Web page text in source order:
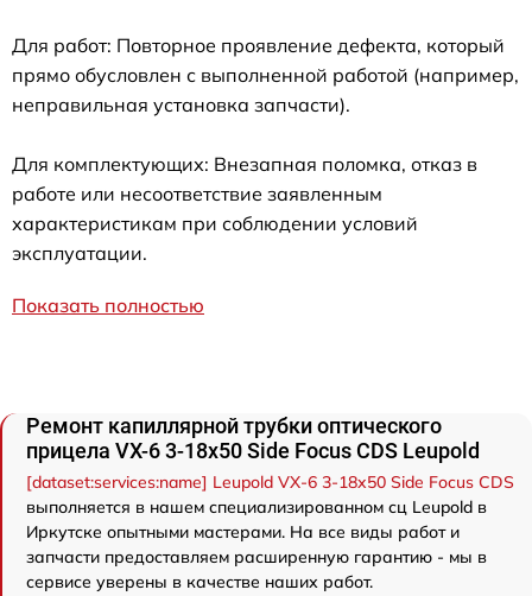
Для работ: Повторное проявление дефекта, который
прямо обусловлен с выполненной работой (например,
неправильная установка запчасти).
Для комплектующих: Внезапная поломка, отказ в
работе или несоответствие заявленным
характеристикам при соблюдении условий
эксплуатации.
Показать полностью
Ремонт капиллярной трубки оптического
прицела VX-6 3-18x50 Side Focus CDS Leupold
[dataset:services:name] Leupold VX-6 3-18x50 Side Focus CDS
выполняется в нашем специализированном сц Leupold в
Иркутске опытными мастерами. На все виды работ и
запчасти предоставляем расширенную гарантию - мы в
сервисе уверены в качестве наших работ.